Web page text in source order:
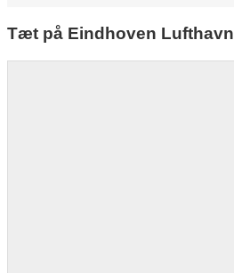
Tæt på Eindhoven Lufthavn